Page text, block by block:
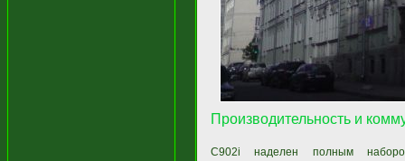
Производительность и
C902i наделен полным